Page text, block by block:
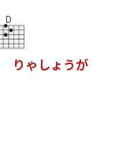
D
り ゃ しょ うが